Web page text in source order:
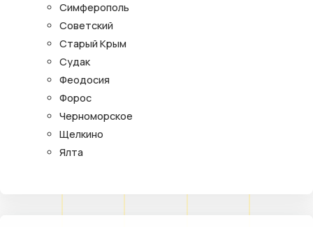
Симферополь
Советский
Старый Крым
Судак
Феодосия
Форос
Черноморское
Щелкино
Ялта